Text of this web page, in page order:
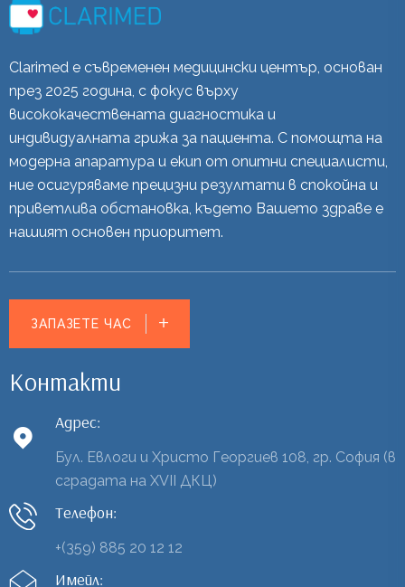
Clarimed е съвременен медицински център, основан
през 2025 година, с фокус върху
висококачествената диагностика и
индивидуалната грижа за пациента. С помощта на
модерна апаратура и екип от опитни специалисти,
ние осигуряваме прецизни резултати в спокойна и
приветлива обстановка, където Вашето здраве е
нашият основен приоритет.
ЗАПАЗЕТЕ ЧАС
Контакти
Адрес:
Бул. Евлоги и Христо Георгиев 108, гр. София (в
сградата на XVII ДКЦ)
Телефон:
+(359) 885 20 12 12
Имейл: